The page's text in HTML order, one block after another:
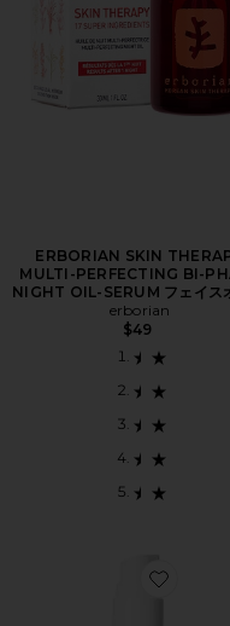
ERBORIAN SKIN
MULTI-PERFECTING BI-
NIGHT OIL-SERUM フェイス
erborian
$49
Favorite